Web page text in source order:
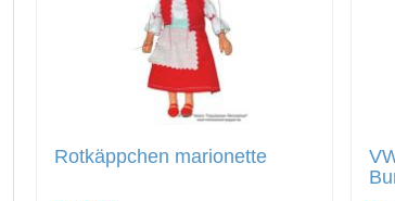
Rotkäppchen marionette